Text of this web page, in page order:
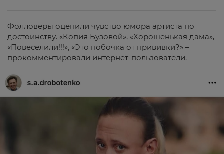
Фолловеры оценили чувство юмора артиста по
достоинству. «Копия Бузовой», «Хорошенькая дама»,
«Повеселили!!!», «Это побочка от прививки?» –
прокомментировали интернет-пользователи.